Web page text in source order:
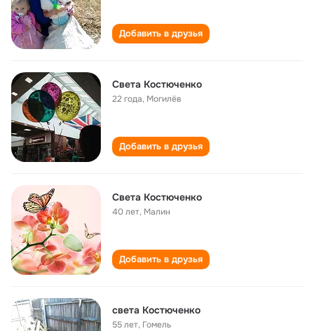
Добавить в друзья
Света Костюченко
22 года, Могилёв
Добавить в друзья
Света Костюченко
40 лет, Малин
Добавить в друзья
света Костюченко
55 лет, Гомель